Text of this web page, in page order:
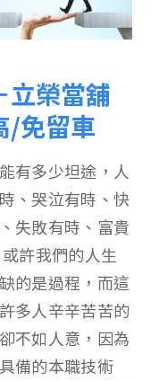
立榮當舖
/免留車
有多少坦途，人
、哭泣有時、快
失敗有時、富貴
許我們的人生
的是過程，而這
多人辛辛苦苦的
不如人意，因為
備的本職技術